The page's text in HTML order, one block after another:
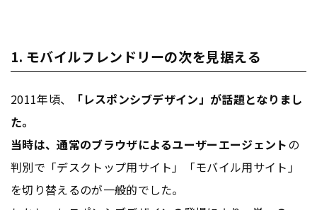
1. モバイルフレンドリーの次を見据える
2011年頃、 「レスポンシブデザイン」 が話題となりまし
た。
当時は、通常のブラウザによるユーザーエージェントの
判別で「デスクトップ用サイト」「モバイル用サイト」
を切り替えるのが一般的でした。